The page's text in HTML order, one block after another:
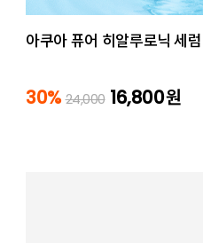
아쿠아 퓨어 히알루로닉 세
30% 24,000 16,800원